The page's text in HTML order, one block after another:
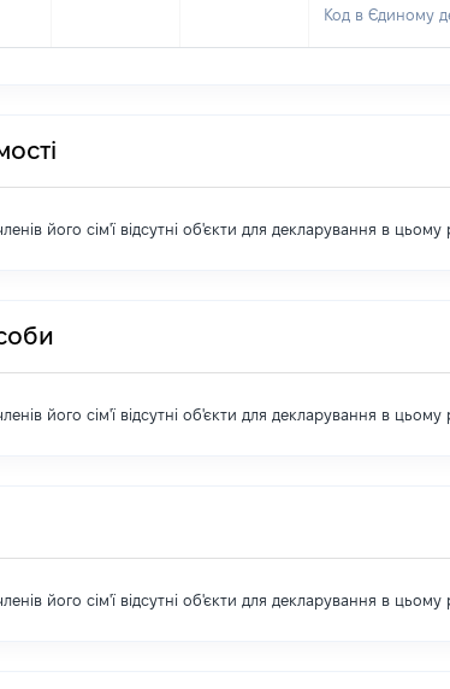
Код в Єдиному
його сім'ї відсутні об'єкти для декларування в цьому
його сім'ї відсутні об'єкти для декларування в цьому
його сім'ї відсутні об'єкти для декларування в цьому